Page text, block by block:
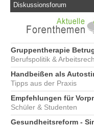
Diskussionsforum
Gruppentherapie
Berufspolitik &
Handbeißen als
Tipps aus der Praxis
Empfehlungen für
Schüler & Studenten
Gesundheitsreform -